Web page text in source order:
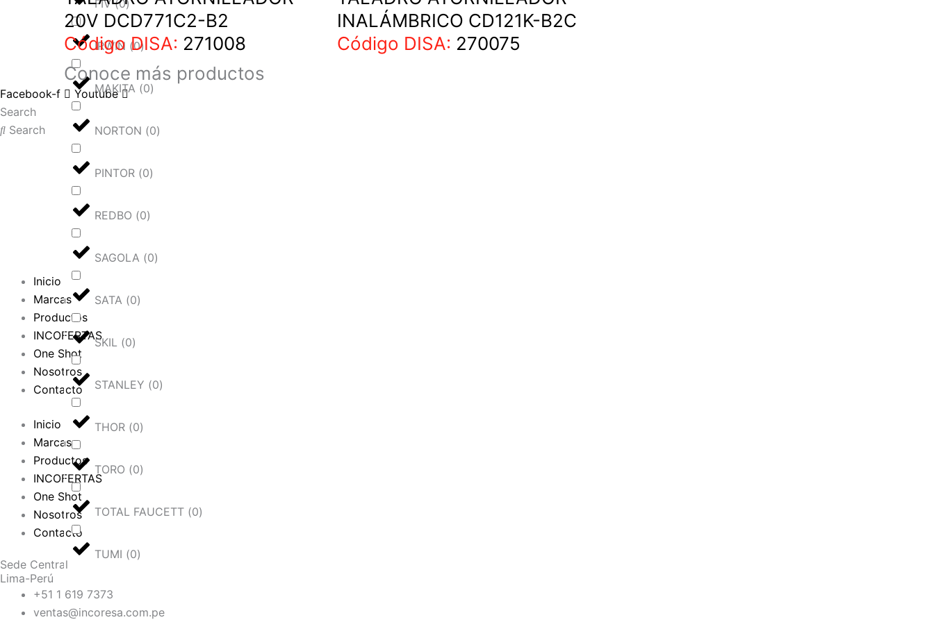
FIV(0)
IRWIN (0)
MAKITA (0)
NORTON (0)
PINTOR (0)
REDBO (0)
SAGOLA (0)
SATA (0)
SKIL (0)
STANLEY (0)
THOR (0)
TORO (0)
TOTAL FAUCETT (0)
TUMI (0)
20V DCD771C2-B2
Código DISA: 271008
INALÁMBRICO CD121K-B2C
Código DISA: 270075
Conoce más productos
Facebook-f
Youtube
Search
Search
Inicio
Marcas
Productos
INCOFERTAS
One Shot
Nosotros
Contacto
Inicio
Marcas
Productos
INCOFERTAS
One Shot
Nosotros
Contacto
Sede Central
Lima-Perú
+51 1 619 7373
ventas@incoresa.com.pe